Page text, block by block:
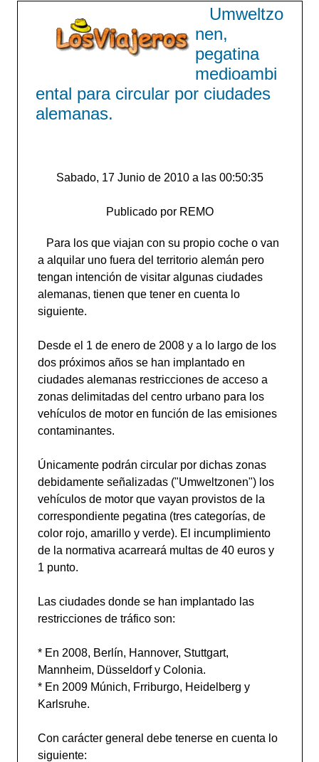
Umweltzo
nen,
pegatina
medioambi
ental para circular por ciudades
alemanas.
Sabado, 17 Junio de 2010 a las 00:50:35
Publicado por REMO
Para los que viajan con su propio coche o van
a alquilar uno fuera del territorio alemán pero
tengan intención de visitar algunas ciudades
alemanas, tienen que tener en cuenta lo
siguiente.
Desde el 1 de enero de 2008 y a lo largo de los
dos próximos años se han implantado en
ciudades alemanas restricciones de acceso a
zonas delimitadas del centro urbano para los
vehículos de motor en función de las emisiones
contaminantes.
Únicamente podrán circular por dichas zonas
debidamente señalizadas ("Umweltzonen") los
vehículos de motor que vayan provistos de la
correspondiente pegatina (tres categorías, de
color rojo, amarillo y verde). El incumplimiento
de la normativa acarreará multas de 40 euros y
1 punto.
Las ciudades donde se han implantado las
restricciones de tráfico son:
* En 2008, Berlín, Hannover, Stuttgart,
Mannheim, Düsseldorf y Colonia.
* En 2009 Múnich, Frriburgo, Heidelberg y
Karlsruhe.
Con carácter general debe tenerse en cuenta lo
siguiente: